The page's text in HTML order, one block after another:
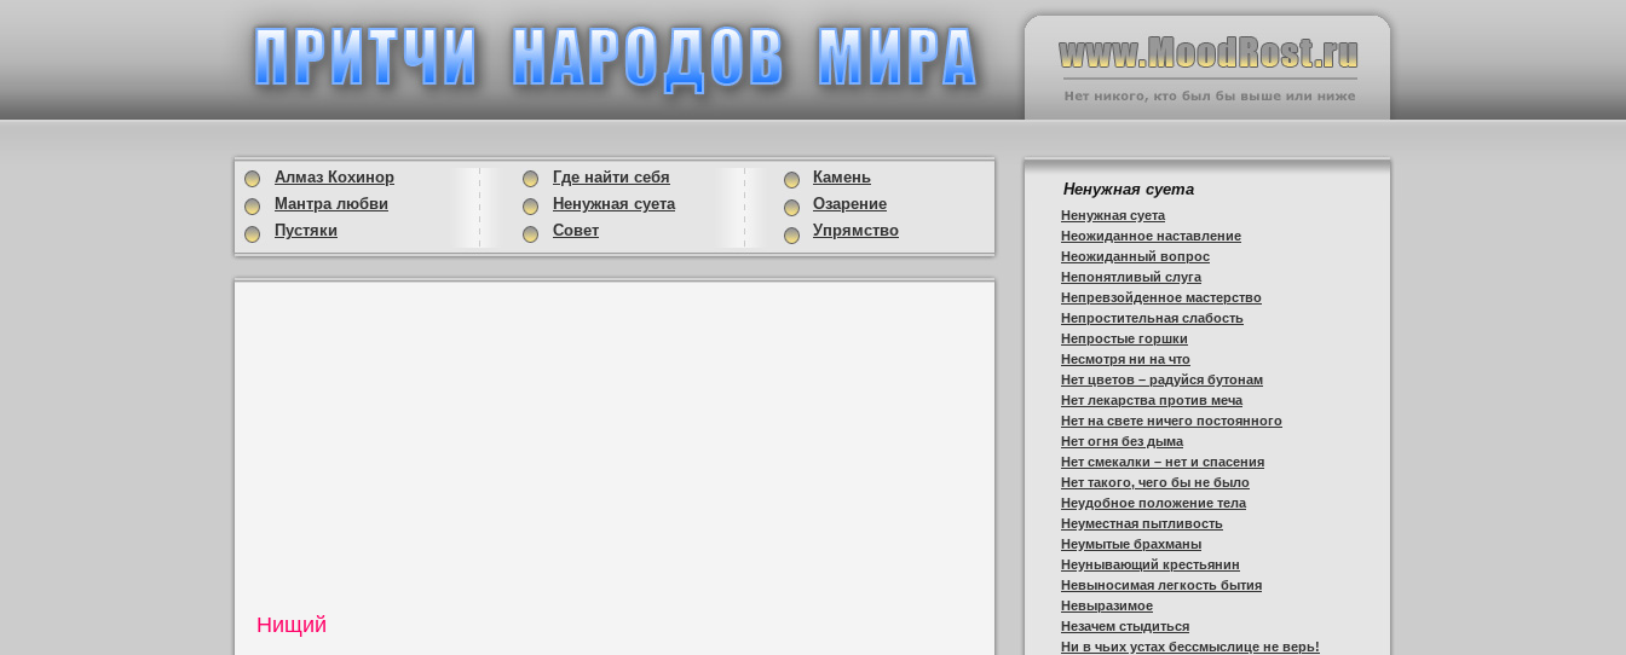
Ненужная суета
Ненужная суета
Неожиданное наставление
Неожиданный вопрос
Непонятливый слуга
Непревзойденное мастерство
Непростительная слабость
Непростые горшки
Несмотря ни на что
Нет цветов – радуйся бутонам
Нет лекарства против меча
Нет на свете ничего постоянного
Нет огня без дыма
Нет смекалки – нет и спасения
Нет такого, чего бы не было
Неудобное положение тела
Неуместная пытливость
Неумытые брахманы
Неунывающий крестьянин
Невыносимая легкость бытия
Невыразимое
Незачем стыдиться
Ни в чьих устах бессмыслице не верь!
Алмаз Кохинор Где найти себя
Камень
Мантра любви
Ненужная суета
Озарение
Пустяки
Совет Упрямство
Нищий